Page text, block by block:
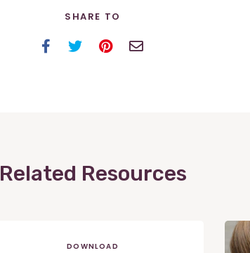
SHARE TO
Facebook
TwitterPinterestEmail
Related Resources
DOWNLOAD